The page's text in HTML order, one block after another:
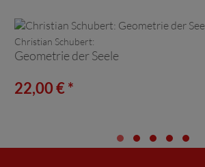
Christian Schubert:
Geometrie der Seele
22,00 € *